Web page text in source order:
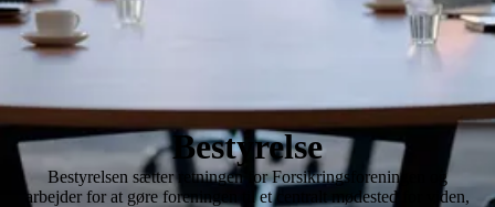
Bestyrelse
Bestyrelsen sætter retningen for Forsikringsforeningen og
arbejder for at gøre foreningen til et centralt mødested for viden,